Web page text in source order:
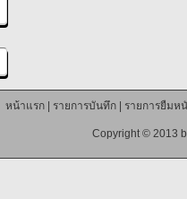
หน้าแรก| รายการบันทึก| รายการยืมห
Copyright © 2013